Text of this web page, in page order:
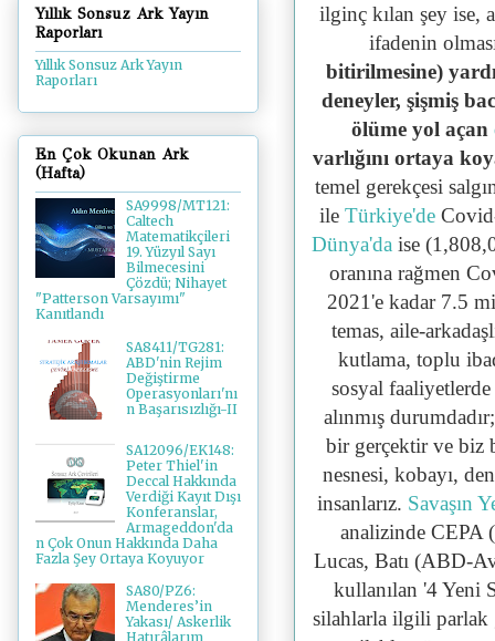
ilginç kılan şey ise,
ifadenin
bitirilmesine)
deneyler, şişmiş
ölüme yol açan
varlığını ortaya
temel gerekçesi
ile Türkiye'de
Dünya'da ise
oranına rağmen
2021'e kadar 7.5
temas, aile-
kutlama, toplu
sosyal
alınmış
bir gerçektir ve biz
nesnesi, kobayı,
insanlarız. Savaşın
analizinde CEPA
Lucas, Batı (ABD-
kullanılan '4 Yeni
silahlarla ilgili parlak
Yıllık Sonsuz Ark Yayın
Raporları
Yıllık Sonsuz Ark Yayın
Raporları
En Çok Okunan Ark
(Hafta)
SA9998/MT121:
Caltech
Matematikçileri
19. Yüzyıl Sayı
Bilmecesini
Çözdü; Nihayet
"Patterson Varsayımı"
Kanıtlandı
SA8411/TG281:
ABD'nin Rejim
Değiştirme
Operasyonları'nı
n Başarısızlığı-II
SA12096/EK148:
Peter Thiel'in
Deccal Hakkında
Verdiği Kayıt Dışı
Konferanslar,
Armageddon'da
n Çok Onun Hakkında Daha
Fazla Şey Ortaya Koyuyor
SA80/PZ6:
Menderes’in
Yakası/ Askerlik
Hatırâlarım